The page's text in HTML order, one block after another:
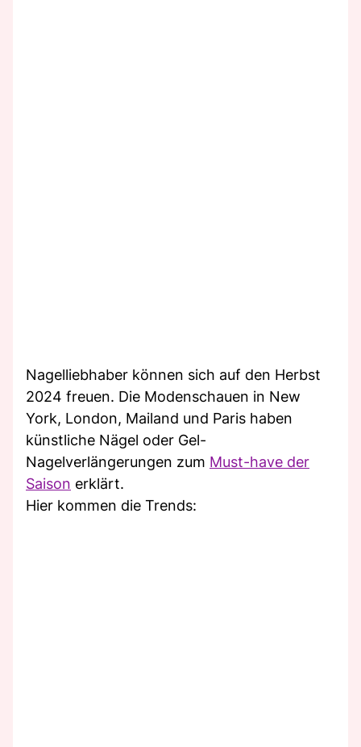
Nagelliebhaber können sich auf den Herbst
2024 freuen. Die Modenschauen in New
York, London, Mailand und Paris haben
künstliche Nägel oder Gel-
Nagelverlängerungen zum Must-have der
Saison erklärt.
Hier kommen die Trends: